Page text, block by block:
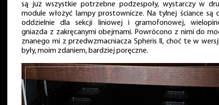
są już wszystkie potrzebne podzespoły, wystarczy w
module włożyć lampy prostownicze. Na tylnej ściance są
oddzielnie dla sekcji liniowej i gramofonowej,
gniazda z zakręcanymi obejmami. Powrócono z nimi do
znanego mi z przedwzmacniacza Spheris II, choć te w wersji
były, moim zdaniem, bardziej poręczne.